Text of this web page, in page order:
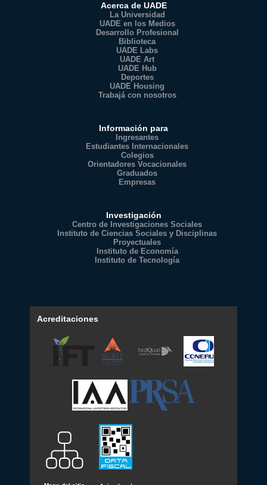
Acerca de UADE
La Universidad
UADE en los Medios
Desarrollo Profesional
Biblioteca
UADE Labs
UADE Art
UADE Hub
Deportes
UADE Housing
Trabajá con nosotros
Información para
Ingresantes
Estudiantes Internacionales
Colegios
Orientadores Vocacionales
Graduados
Empresas
Investigación
Centro de Investigaciones Sociales
Instituto de Ciencias Sociales y Disciplinas
Proyectuales
Instituto de Economía
Instituto de Tecnología
Acreditaciones